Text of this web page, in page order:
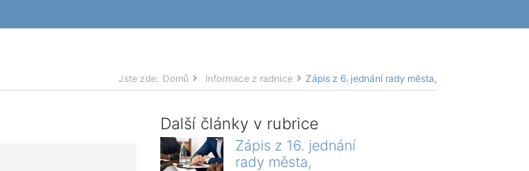
Jste zde: Domů Informace z radnice Zápis z 6. jednání rady města,
Další články v rubrice
Zápis z 16. jednání
rady města,